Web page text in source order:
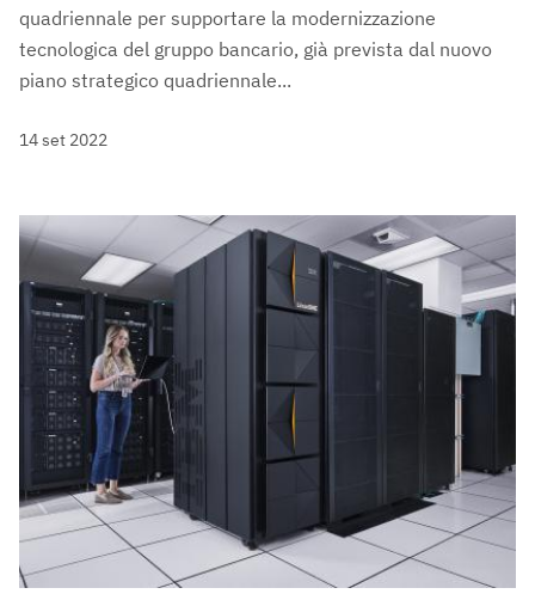
quadriennale per supportare la modernizzazione
tecnologica del gruppo bancario, già prevista dal nuovo
piano strategico quadriennale...
14 set 2022